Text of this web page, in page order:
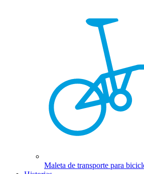
Maleta de transporte para